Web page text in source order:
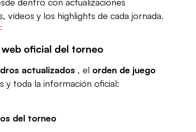
vídeos y los highlights de cada jornada.
oficial del torneo
actualizados , el orden de juego
y toda la información oficial:
del torneo